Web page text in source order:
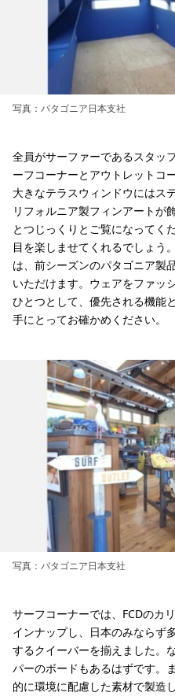
写真：パタゴニア日本支社
全員がサーファーであるスタッ
ーフコーナーとアウトレットコ
大きなテラスウィンドウにはス
リフォルニア製フィンアートが
とつじっくりとご覧になってく
目を楽しませてくれるでしょう
は、前シーズンのパタゴニア製
いただけます。ウェアをファッ
ひとつとして、優先される機能
手にとってお確かめください。
写真：パタゴニア日本支社
サーフコーナーでは、FCDのカ
インナップし、日本のみならず
するクイーバーを揃えました。
パーのボードもあるはずです。
的に環境に配慮した素材で製造